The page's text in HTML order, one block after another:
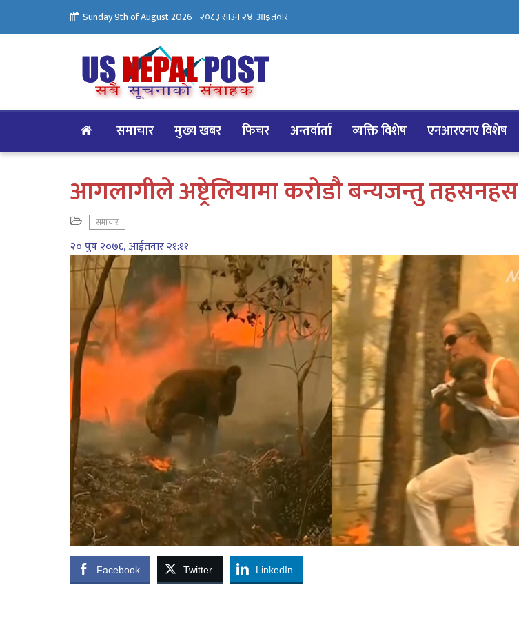
Sunday 9th of August 2026 -२०८३ साउन २४, आइतवार
समाचार मुख्य खबर फिचर अन्तर्वार्ता व्यक्ति विशेष एनआरएनए विशेष
आगलागीले अष्ट्रेलियामा करोडौ बन्यजन्तु तहसनहस
समाचार
२० पुष २०७६, आईतवार २१:११
Facebook Twitter LinkedIn